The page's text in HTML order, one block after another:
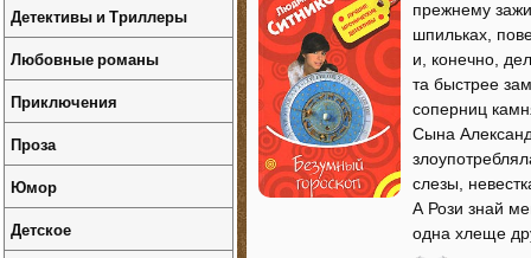
прежнему
шпильках,
и, конечно,
та быстрее
соперниц
Сына
слезы,
А Рози знай
одна хлеще
Детективы и Триллеры
Любовные романы
Приключения
Проза
Юмор
Детское